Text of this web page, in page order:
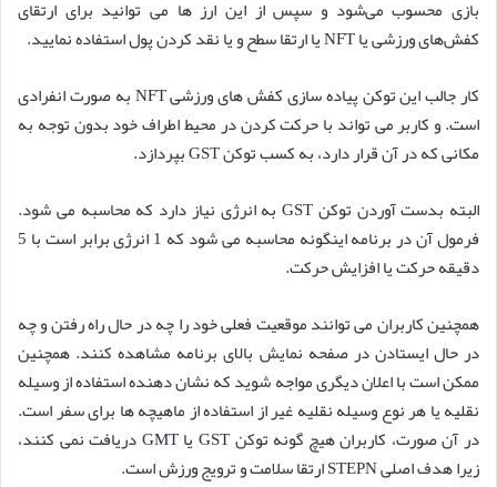
بازی محسوب می‌شود و سپس از این ارز ها می توانید برای ارتقای
کفش‌های ورزشی یا NFT یا ارتقا سطح و یا نقد کردن پول استفاده نمایید.
کار جالب این توکن پیاده سازی کفش های ورزشی NFT به صورت انفرادی
است. و کاربر می تواند با حرکت کردن در محیط اطراف خود بدون توجه به
مکانی که در آن قرار دارد، به کسب توکن GST بپردازد.
البته بدست آوردن توکن GST به انرژی نیاز دارد که محاسبه می شود.
فرمول آن در برنامه اینگونه محاسبه می شود که 1 انرژی برابر است با 5
دقیقه حرکت یا افزایش حرکت.
همچنین کاربران می توانند موقعیت فعلی خود را چه در حال راه رفتن و چه
در حال ایستادن در صفحه نمایش بالای برنامه مشاهده کنند. همچنین
ممکن است با اعلان دیگری مواجه شوید که نشان دهنده استفاده از وسیله
نقلیه یا هر نوع وسیله نقلیه غیر از استفاده از ماهیچه ها برای سفر است.
در آن صورت، کاربران هیچ گونه توکن GST یا GMT دریافت نمی کنند،
زیرا هدف اصلی STEPN ارتقا سلامت و ترویج ورزش است.